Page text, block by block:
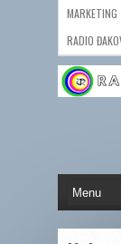
MARKETING
RADIO